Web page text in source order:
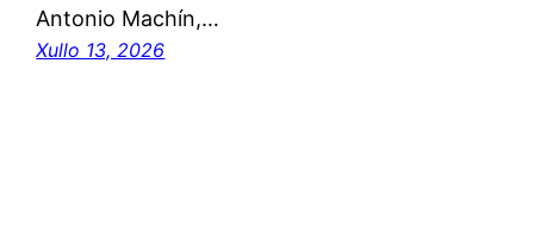
Antonio Machín,…
Xullo 13, 2026